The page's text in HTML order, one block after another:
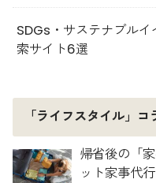
SDGs・サステナブル
索サイト6選
「ライフスタイル」コ
帰省後の「
ット家事代